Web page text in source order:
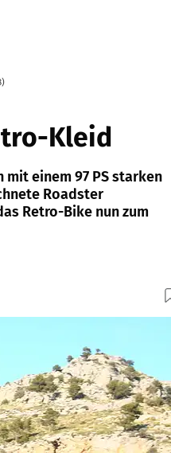
Kleid
mit einem 97 PS starken
Roadster
Retro-Bike nun zum